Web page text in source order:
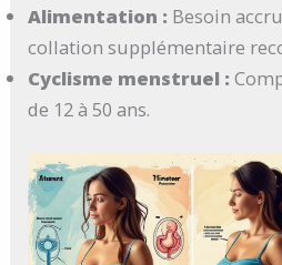
Alimentation : Besoin
collation supplémentaire
Cyclisme menstruel :
de 12 à 50 ans.